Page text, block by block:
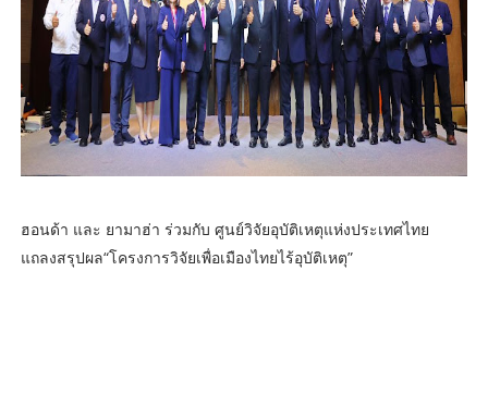
ฮอนด้า และ ยามาฮ่า ร่วมกับ ศูนย์วิจัยอุบัติเหตุแห่งประเทศไทย
แถลงสรุปผล“โครงการวิจัยเพื่อเมืองไทยไร้อุบัติเหตุ”